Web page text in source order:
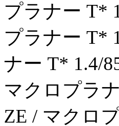
プラナー T*
プラナー T*
ナー T* 1.4/
マクロプラ
ZE / マクロ